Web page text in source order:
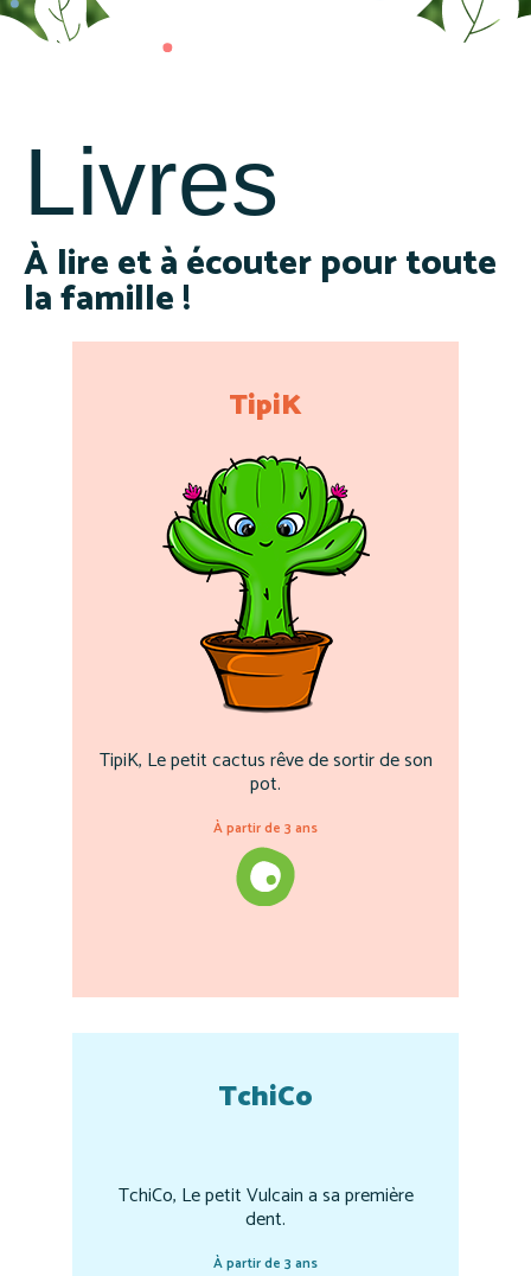
Livres
À lire et à écouter pour toute
la famille !
TipiK
TipiK, Le petit cactus rêve de sortir de son
pot.
À partir de 3 ans
TchiCo
TchiCo, Le petit Vulcain a sa première
dent.
À partir de 3 ans